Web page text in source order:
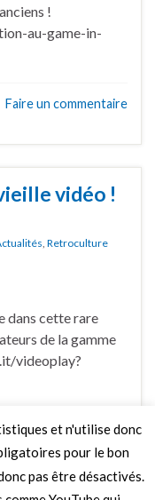
!
au-game-in-
Faire un commentaire
vidéo !
Retroculture
dans cette rare
de la gamme
videoplay?
Faire un commentaire
et n'utilise donc
pour le bon
pas être désactivés.